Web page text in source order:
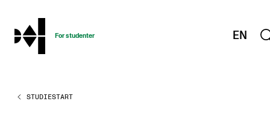
hjem
For studenter EN
STUDIENE
STUDIESTART